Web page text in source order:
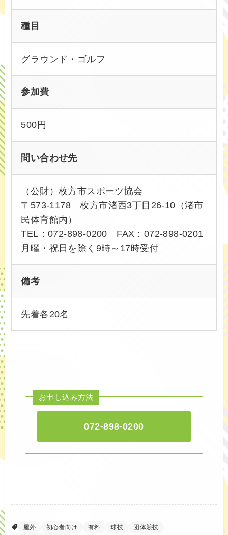
種目
グラウンド・ゴルフ
参加費
500円
問い合わせ先
（公財）枚方市スポーツ協会
〒573-1178 枚方市渚西3丁目26-10（渚市
民体育館内）
TEL：072-898-0200 FAX：072-898-0201
月曜・祝日を除く9時～17時受付
備考
先着各20名
お申し込み方法
072-898-0200
屋外 初心者向け 有料 球技 団体競技